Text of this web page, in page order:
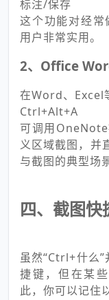
标注/保存
这个功能对经常
用户非常实用。
2、Office
在Word、Excel
Ctrl+Alt+A
可调用OneNote
义区域截图，并
与截图的典型场
四、截图快
虽然“Ctrl+什么
捷键，但在某
此，你可以记住